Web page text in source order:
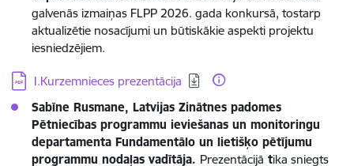
galvenās izmaiņas FLPP 2026. gada konkursā, tostarp
aktualizētie nosacījumi un būtiskākie aspekti projektu
iesniedzējiem.
Lejupielādēt:
I.Kurzemnieces prezentācija
Sabīne Rusmane, Latvijas Zinātnes padomes
Pētniecības programmu ieviešanas un monitoringu
departamenta Fundamentālo un lietišķo pētījumu
programmu nodaļas vadītāja. Prezentācijā tika sniegts